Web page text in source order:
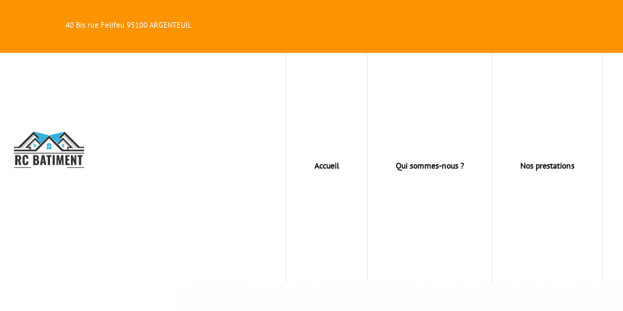
40 Bis rue Felifeu 95100 ARGENTEUIL
RC
BATIMENT
Accueil Qui sommes-nous ? Nos prestations